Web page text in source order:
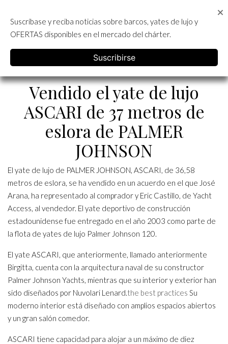
content
ALQUILER DE YATES EN IBIZA
Categoría:Novedades
Vendido el yate de lujo
ASCARI de 37 metros de
eslora de PALMER
JOHNSON
El yate de lujo de PALMER JOHNSON, ASCARI, de 36,58
metros de eslora, se ha vendido en un acuerdo en el que José
Arana, ha representado al comprador y Eric Castillo, de Yacht
Access, al vendedor. El yate deportivo de construcción
estadounidense fue entregado en el año 2003 como parte de
la flota de yates de lujo Palmer Johnson 120.
El yate ASCARI, que anteriormente, llamado anteriormente
Birgitta, cuenta con la arquitectura naval de su constructor
Palmer Johnson Yachts, mientras que su interior y exterior han
sido diseñados por Nuvolari Lenard.the best practices Su
moderno interior está diseñado con amplios espacios abiertos
y un gran salón comedor.
ASCARI tiene capacidad para alojar a un máximo de diez
Suscríbase y reciba noticias sobre barcos, yates de lujo y
OFERTAS disponibles en el mercado del chárter.
Suscribirse